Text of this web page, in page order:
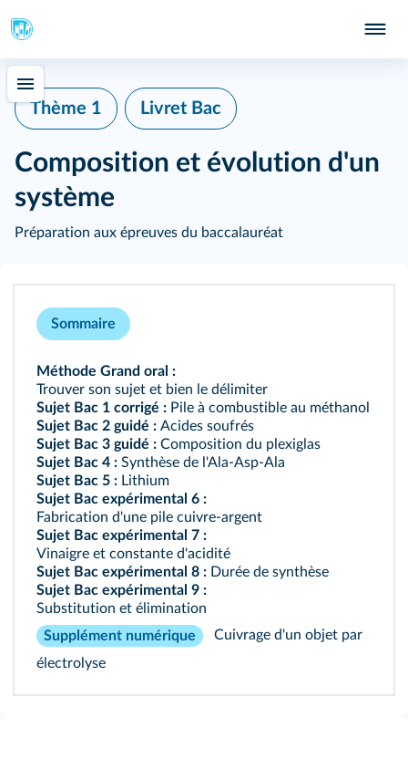
Thème 1 Livret Bac
Composition et évolution d'un
système
Préparation aux épreuves du baccalauréat
Sommaire
Méthode Grand oral :
Trouver son sujet et bien le délimiter
Sujet Bac 1 corrigé : Pile à combustible au méthanol
Sujet Bac 2 guidé : Acides soufrés
Sujet Bac 3 guidé : Composition du plexiglas
Sujet Bac 4 : Synthèse de l'Ala-Asp-Ala
Sujet Bac 5 : Lithium
Sujet Bac expérimental 6 :
Fabrication d'une pile cuivre-argent
Sujet Bac expérimental 7 :
Vinaigre et constante d'acidité
Sujet Bac expérimental 8 : Durée de synthèse
Sujet Bac expérimental 9 :
Substitution et élimination
Supplément numérique
Cuivrage d'un objet par
électrolyse